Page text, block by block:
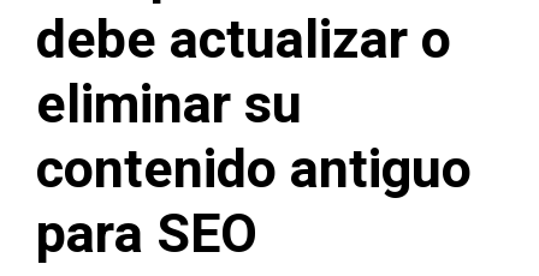
debe actualizar o
eliminar su
contenido antiguo
para SEO